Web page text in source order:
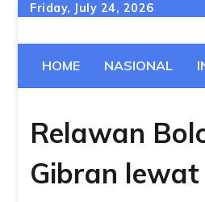
Skip
content
Friday, July 24, 2026
HOME NASIONAL
Relawan
Gibran